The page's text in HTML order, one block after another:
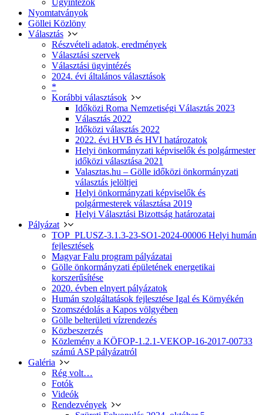
Ügyintézők
Nyomtatványok
Göllei Közlöny
Választás
Részvételi adatok, eredmények
Választási szervek
Választási ügyintézés
2024. évi általános választások
*
Korábbi választások
Időközi Roma Nemzetiségi Választás 2023
Választás 2022
Időközi választás 2022
2022. évi HVB és HVI határozatok
Helyi önkormányzati képviselők és polgármester
időközi választása 2021
Valasztas.hu – Gölle időközi önkormányzati
választás jelöltjei
Helyi önkormányzati képviselők és
polgármesterek választása 2019
Helyi Választási Bizottság határozatai
Pályázat
TOP_PLUSZ-3.1.3-23-SO1-2024-00006 Helyi humán
fejlesztések
Magyar Falu program pályázatai
Gölle önkormányzati épületének energetikai
korszerűsítése
2020. évben elnyert pályázatok
Humán szolgáltatások fejlesztése Igal és Környékén
Szomszédolás a Kapos völgyében
Gölle belterületi vízrendezés
Közbeszerzés
Közlemény a KÖFOP-1.2.1-VEKOP-16-2017-00733
számú ASP pályázatról
Galéria
Rég volt…
Fotók
Videók
Rendezvények